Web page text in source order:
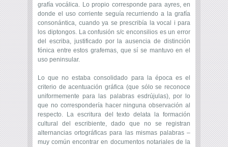
grafía vocálica. Lo propio corresponde para ayres, en
donde el uso corriente seguía recurriendo a la grafía
consonántica, cuando ya se prescribía la vocal i para
los diptongos. La confusión s/c enconsilios es un error
del escriba, justificado por la ausencia de distinción
fónica entre estos grafemas, que sí se mantuvo en el
uso peninsular.
Lo que no estaba consolidado para la época es el
criterio de acentuación gráfica (que sólo se reconoce
uniformemente para las palabras esdrújulas), por lo
que no correspondería hacer ninguna observación al
respecto. La escritura del texto delata la formación
cultural del escribiente, dado que no se registran
alternancias ortográficas para las mismas palabras –
muy común encontrar en documentos notariales de la